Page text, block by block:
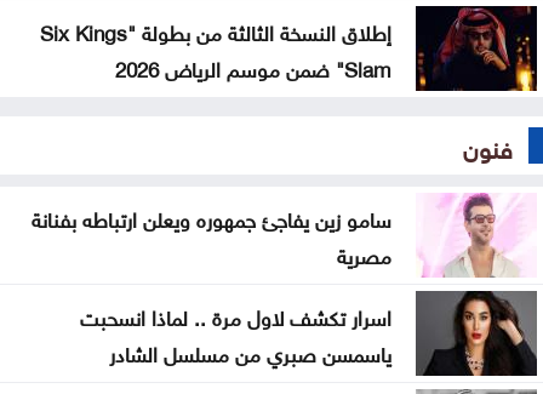
إطلاق النسخة الثالثة من بطولة "Six Kings
Slam" ضمن موسم الرياض 2026
فنون
سامو زين يفاجئ جمهوره ويعلن ارتباطه بفنانة
مصرية
اسرار تكشف لاول مرة .. لماذا انسحبت
ياسمسن صبري من مسلسل الشادر